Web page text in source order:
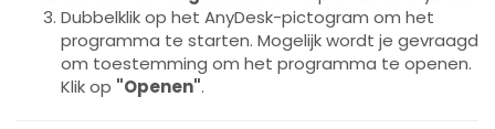
Dubbelklik op het AnyDesk-pictogram om het
programma te starten. Mogelijk wordt je gevraagd
om toestemming om het programma te openen.
Klik op "Openen".